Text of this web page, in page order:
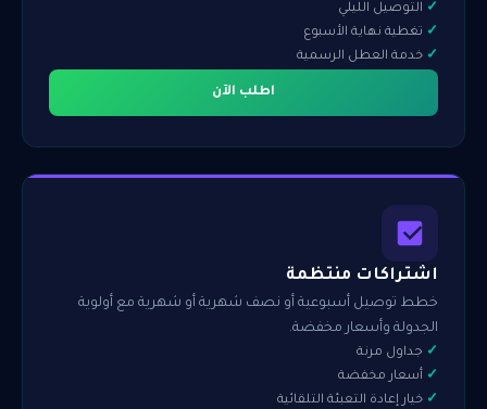
التوصيل الليلي
تغطية نهاية الأسبوع
خدمة العطل الرسمية
اطلب الآن
اشتراكات منتظمة
خطط توصيل أسبوعية أو نصف شهرية أو شهرية مع أولوية
الجدولة وأسعار مخفضة.
جداول مرنة
أسعار مخفضة
خيار إعادة التعبئة التلقائية